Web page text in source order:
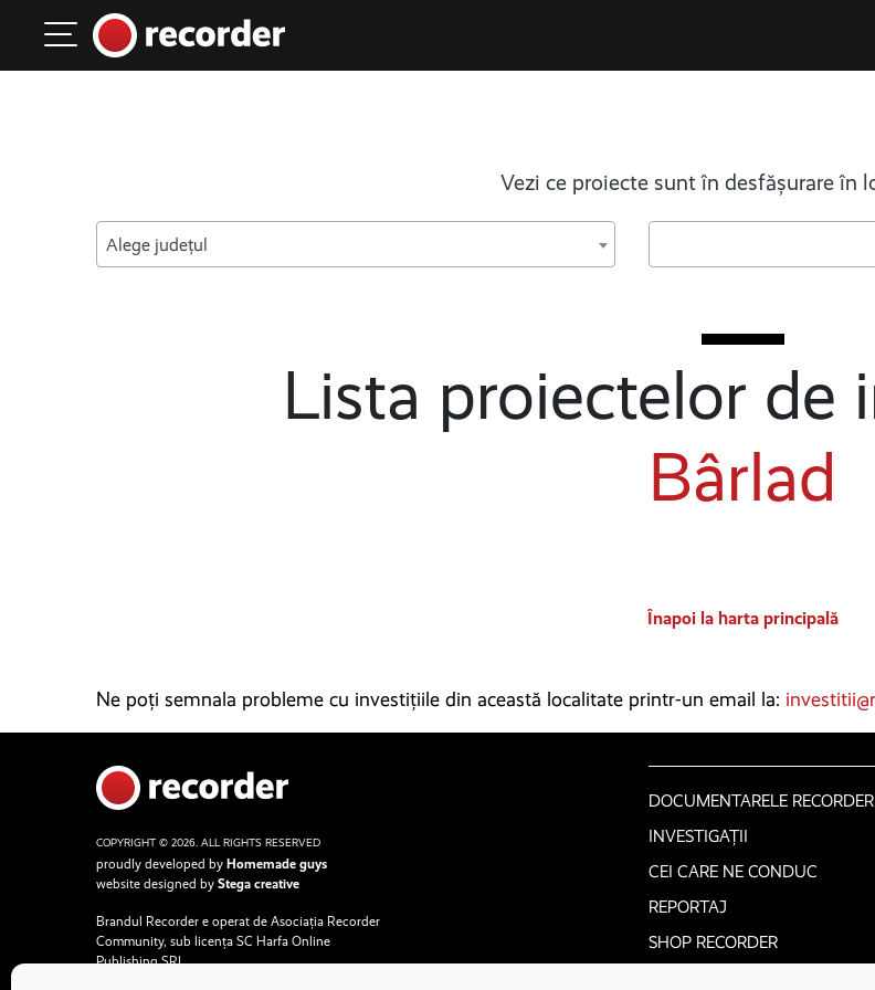
Main Navigation
Vezi ce proiecte sunt în desfășurare în
Alege județul
Lista proiectelor de
Bârlad
Înapoi la harta principală
Ne poți semnala probleme cu investițiile din această localitate printr-un email la:
COPYRIGHT © 2026. ALL RIGHTS RESERVED
proudly developed by Homemade guys
website designed by Stega creative
Brandul Recorder e operat de Asociația Recorder
Community, sub licența SC Harfa Online
Publishing SRL.
DOCUMENTARELE RECORDER
INVESTIGAȚII
CEI CARE NE CONDUC
REPORTAJ
SHOP RECORDER